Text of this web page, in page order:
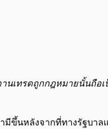
านเทรดถูกกฎหมายนั้นถือเ
ขึ้นหลังจากที่ทางรัฐบาล